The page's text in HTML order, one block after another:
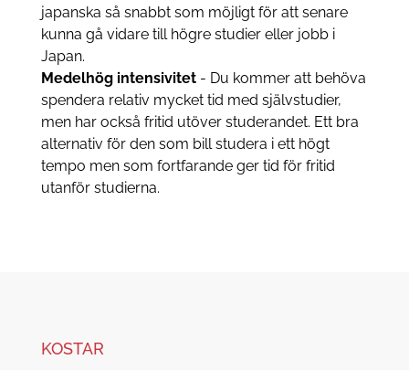
japanska så snabbt som möjligt för att senare
kunna gå vidare till högre studier eller jobb i
Japan.
Medelhög intensivitet- Du kommer att behöva
spendera relativ mycket tid med självstudier,
men har också fritid utöver studerandet. Ett bra
alternativ för den som bill studera i ett högt
tempo men som fortfarande ger tid för fritid
utanför studierna.
KOSTAR